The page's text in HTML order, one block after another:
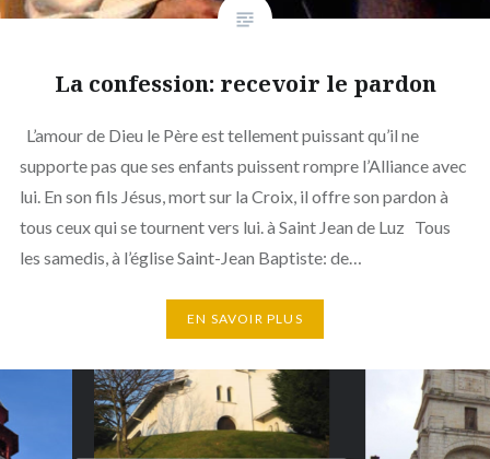
La confession: recevoir le pardon
L’amour de Dieu le Père est tellement puissant qu’il ne
supporte pas que ses enfants puissent rompre l’Alliance avec
lui. En son fils Jésus, mort sur la Croix, il offre son pardon à
tous ceux qui se tournent vers lui. à Saint Jean de Luz Tous
les samedis, à l’église Saint-Jean Baptiste: de…
EN SAVOIR PLUS